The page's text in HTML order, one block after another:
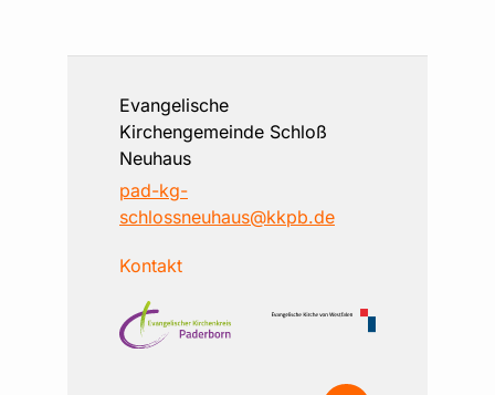
Evangelische
Kirchengemeinde Schloß
Neuhaus
pad-kg-
schlossneuhaus@kkpb.de
Kontakt